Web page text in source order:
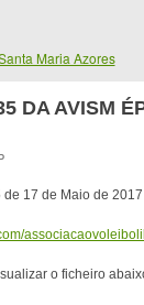
DA AVISM
17 de Maio de 2017
o ficheiro